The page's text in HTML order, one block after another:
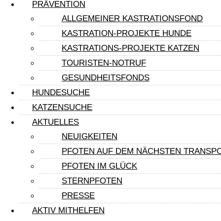
PRÄVENTION
ALLGEMEINER KASTRATIONSFOND
KASTRATION-PROJEKTE HUNDE
KASTRATIONS-PROJEKTE KATZEN
TOURISTEN-NOTRUF
GESUNDHEITSFONDS
HUNDESUCHE
KATZENSUCHE
AKTUELLES
NEUIGKEITEN
PFOTEN AUF DEM NÄCHSTEN
PFOTEN IM GLÜCK
STERNPFOTEN
PRESSE
AKTIV MITHELFEN
instagram
tiktok